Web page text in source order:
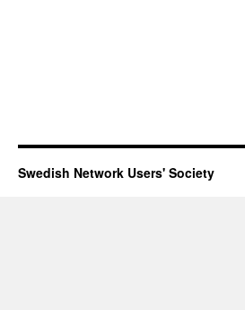
Swedish Network Users' Society